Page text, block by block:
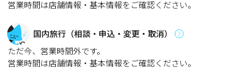
営業時間は店舗情報・基本情報をご確認ください。
国内旅行（相談・申込・変更・取消）
ただ今、営業時間外です。
営業時間は店舗情報・基本情報をご確認ください。